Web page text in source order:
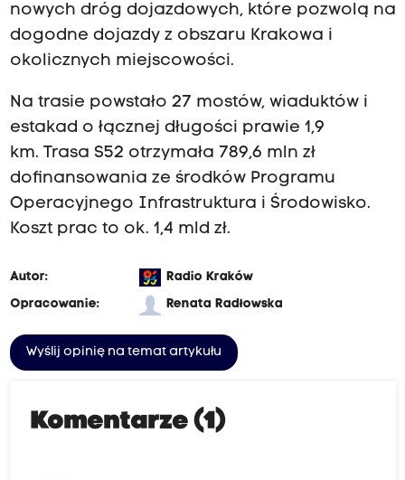
nowych dróg dojazdowych, które pozwolą na
dogodne dojazdy z obszaru Krakowa i
okolicznych miejscowości.
Na trasie powstało 27 mostów, wiaduktów i
estakad o łącznej długości prawie 1,9
km. Trasa S52 otrzymała 789,6 mln zł
dofinansowania ze środków Programu
Operacyjnego Infrastruktura i Środowisko.
Koszt prac to ok. 1,4 mld zł.
Autor:
Radio Kraków
Opracowanie:
Renata Radłowska
Wyślij opinię na temat artykułu
Komentarze (1)